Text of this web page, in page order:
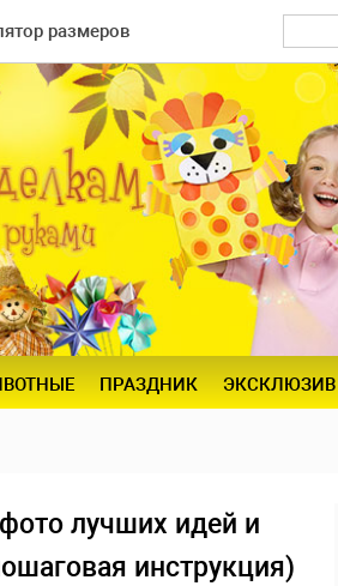
размеров
ПРАЗДНИК ЭКСКЛЮЗИВ
лучших идей и
инструкция)